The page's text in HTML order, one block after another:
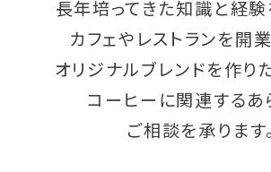
長年培ってきた知識と経験
カフェやレストランを開業
オリジナルブレンドを作り
コーヒーに関連するあ
ご相談を承ります。